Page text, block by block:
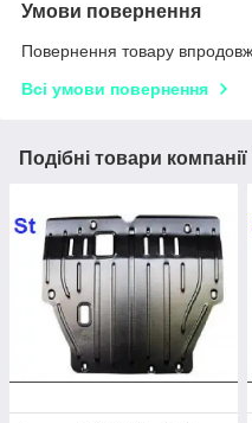
Умови повернення
Повернення товару
Всі умови повернення
Подібні товари компанії